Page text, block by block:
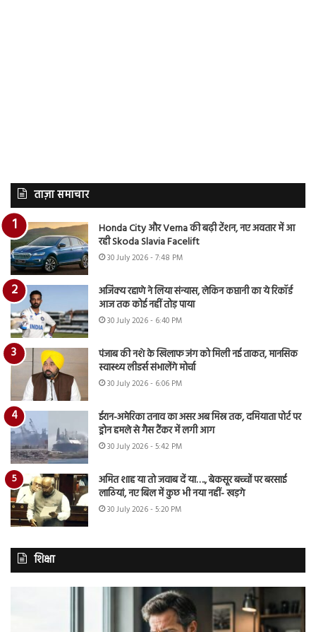
ताज़ा समाचार
Honda City और Verna की बढ़ी टेंशन, नए अवतार में आ
रही Skoda Slavia Facelift
30 July 2026 - 7:48 PM
अजिंक्य रहाणे ने लिया संन्यास, लेकिन कप्तानी का ये रिकॉर्ड
आज तक कोई नहीं तोड़ पाया
30 July 2026 - 6:40 PM
पंजाब की नशे के खिलाफ जंग को मिली नई ताकत, मानसिक
स्वास्थ्य लीडर्स संभालेंगे मोर्चा
30 July 2026 - 6:06 PM
ईरान-अमेरिका तनाव का असर अब मिस्र तक, दमियाता पोर्ट पर
ड्रोन हमले से गैस टैंकर में लगी आग
30 July 2026 - 5:42 PM
अमित शाह या तो जवाब दें या…., बेकसूर बच्चों पर बरसाई
लाठियां, नए बिल में कुछ भी नया नहीं- खड़गे
30 July 2026 - 5:20 PM
शिक्षा